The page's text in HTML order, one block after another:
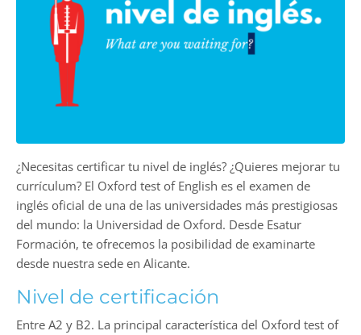
¿Necesitas certificar tu nivel de inglés? ¿Quieres mejorar tu
currículum? El Oxford test of English es el examen de
inglés oficial de una de las universidades más prestigiosas
del mundo: la Universidad de Oxford. Desde Esatur
Formación, te ofrecemos la posibilidad de examinarte
desde nuestra sede en Alicante.
Nivel de certificación
Entre A2 y B2. La principal característica del Oxford test of